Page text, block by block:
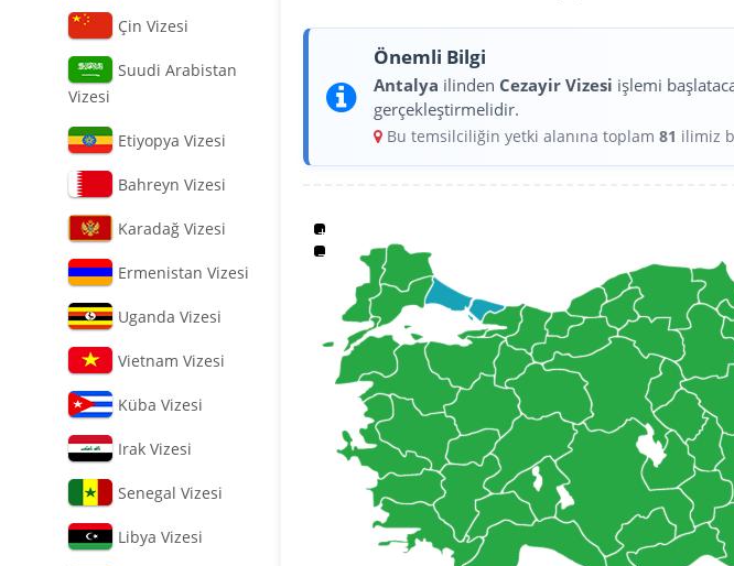
Çin Vizesi
Suudi Arabistan
Vizesi
Etiyopya Vizesi
Bahreyn Vizesi
Karadağ Vizesi
Ermenistan Vizesi
Uganda Vizesi
Vietnam Vizesi
Küba Vizesi
Irak Vizesi
Senegal Vizesi
Libya Vizesi
Önemli Bilgi
Antalya ilinden Cezayir Vizesi işlemi
gerçekleştirmelidir.
Bu temsilciliğin yetki alanına toplam81 ilimiz
+
−